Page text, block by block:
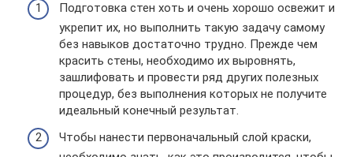
Подготовка стен хоть и очень хорошо освежит и
укрепит их, но выполнить такую задачу самому
без навыков достаточно трудно. Прежде чем
красить стены, необходимо их выровнять,
зашлифовать и провести ряд других полезных
процедур, без выполнения которых не получите
идеальный конечный результат.
Чтобы нанести первоначальный слой краски,